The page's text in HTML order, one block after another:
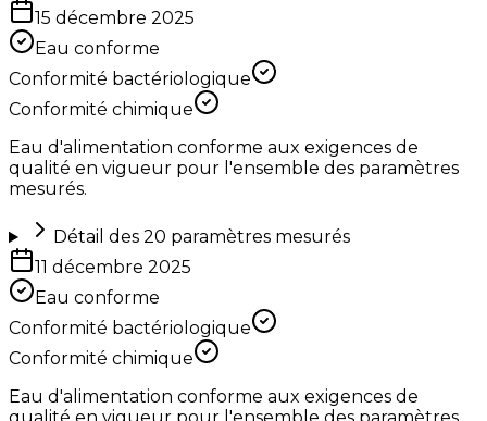
15 décembre 2025
Eau conforme
Conformité bactériologique
Conformité chimique
Eau d'alimentation conforme aux exigences de
qualité en vigueur pour l'ensemble des paramètres
mesurés.
Détail des 20 paramètres mesurés
11 décembre 2025
Eau conforme
Conformité bactériologique
Conformité chimique
Eau d'alimentation conforme aux exigences de